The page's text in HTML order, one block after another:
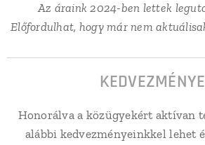
Az áraink 2024-ben lettek
Előfordulhat, hogy már nem
Honorálva a közügyekért aktívan
alábbi kedvezményeinkkel lehet